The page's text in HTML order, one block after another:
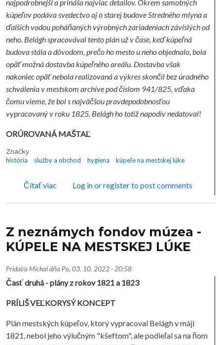
najpodrobnejší a prináša najviac detailov. Okrem samotných
kúpeľov podáva svedectvo aj o starej budove Stredného mlyna a
ďalších vodou poháňaných výrobných zariadeniach závislých od
neho. Belágh spracovával tento plán už v čase, keď kúpeľná
budova stála a dôvodom, prečo ho mesto u neho objednalo, bola
opäť možná dostavba kúpeľného areálu. Dostavba však
nakoniec opäť nebola realizovaná a výkres skončil bez úradného
schválenia v mestskom archíve pod číslom 941/825, vďaka
čomu vieme, že bol s najväčšou pravdepodobnosťou
vypracovaný v roku 1825. Belágh ho totiž napodiv nedatoval!
ORÚROVANÁ MAŠTAĽ
Značky
história
služby a obchod hygiena kúpeľe na mestskej lúke
Čítať viaco Z neznámych fondov múzea - KÚPELE NA
Log inorregisterto post comments
Z neznámych fondov múzea -
KÚPELE NA MESTSKEJ LÚKE
Pridal/a Michaldňa Po, 03. 10. 2022 - 20:58
Časť druhá - plány z rokov 1821 a 1823
PRÍLIŠ VEĽKORYSÝ KONCEPT
Plán mestských kúpeľov, ktorý vypracoval Belágh v máji
1821, nebol jeho výlučným "kšeftom", ale podieľal sa na ňom